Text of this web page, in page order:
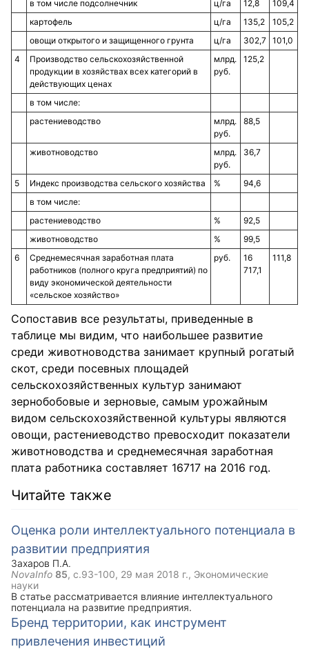
в том числе подсолнечник
ц/га 12,8
109,4
картофель
ц/га 135,2
105,2
овощи открытого и защищенного грунта
ц/га 302,7 101,0
4
Производство сельскохозяйственной
продукции в хозяйствах всех категорий в
действующих ценах
млрд.
руб.
125,2
в том числе:
растениеводство
млрд.
руб.
88,5
животноводство
млрд.
руб.
36,7
5 Индекс производства сельского хозяйства %
94,6
в том числе:
растениеводство
%
92,5
животноводство
%
99,5
6
Среднемесячная заработная плата
работников (полного круга предприятий) по
виду экономической деятельности
«сельское хозяйство»
руб.
16
717,1
111,8
Сопоставив все результаты, приведенные в
таблице мы видим, что наибольшее развитие
среди животноводства занимает крупный рогатый
скот, среди посевных площадей
сельскохозяйственных культур занимают
зернобобовые и зерновые, самым урожайным
видом сельскохозяйственной культуры являются
овощи, растениеводство превосходит показатели
животноводства и среднемесячная заработная
плата работника составляет 16717 на 2016 год.
Читайте также
Оценка роли интеллектуального потенциала в
развитии предприятия
Захаров П.А.
NovaInfo 85, с.93-100, 29 мая 2018 г., Экономические
науки
В статье рассматривается влияние интеллектуального
потенциала на развитие предприятия.
Бренд территории, как инструмент
привлечения инвестиций